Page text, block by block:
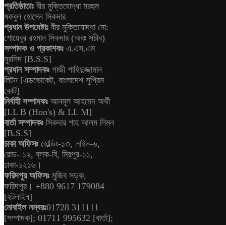
প্রতিষ্ঠাতাঃ বীর মুক্তিযোদ্ধা মরহুম
মকবুল হোসেন সিকদার
প্রধান উপদেষ্টাঃ বীর মুক্তিযোদ্ধা মো:
শোয়েবুর রহমান সিকদার (অবঃ সচীব)
সম্পাদক ও প্রকাশকঃ এ.এস.এম
মুরসিদ [B.S.S]
প্রধান সম্পাদকঃ গাজী শাহিদুজ্জামান
লিটন [এডভোকেট, বাংলাদেশ সুপ্রিম
কোর্ট]
নির্বাহী সম্পাদকঃ আনমূল আহমেদ অর্থী
[LL B (Hon's) & LL M]
বার্তা সম্পাদকঃ সিকদার শাহ আলম লিমন
[B.S.S]
ঢাকা অফিসঃ হোল্ডিং-১৩, লাইন-৬,
রোড- ১২, ব্লক-বি, মিরপুর-১১,
ঢাকা-১২১৬।
ফরিদপুর অফিসঃ মুজিব সড়ক,
ফরিদপুর। +880 9617 179084
[হটলাইন]
মোবাইল নম্বরঃ01728 311111
[সম্পাদক]; 01711 995632 [বার্তা];